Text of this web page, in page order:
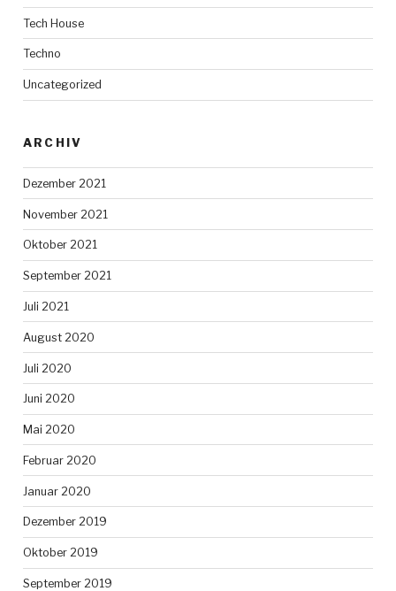
Tech House
Techno
Uncategorized
ARCHIV
Dezember 2021
November 2021
Oktober 2021
September 2021
Juli 2021
August 2020
Juli 2020
Juni 2020
Mai 2020
Februar 2020
Januar 2020
Dezember 2019
Oktober 2019
September 2019